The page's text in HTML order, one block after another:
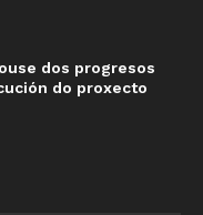
dos progresos
do proxecto